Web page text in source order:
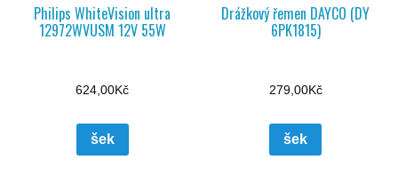
Philips WhiteVision ultra
12972WVUSM 12V 55W
624,00Kč
šek
Drážkový řemen DAYCO (DY
6PK1815)
279,00Kč
šek